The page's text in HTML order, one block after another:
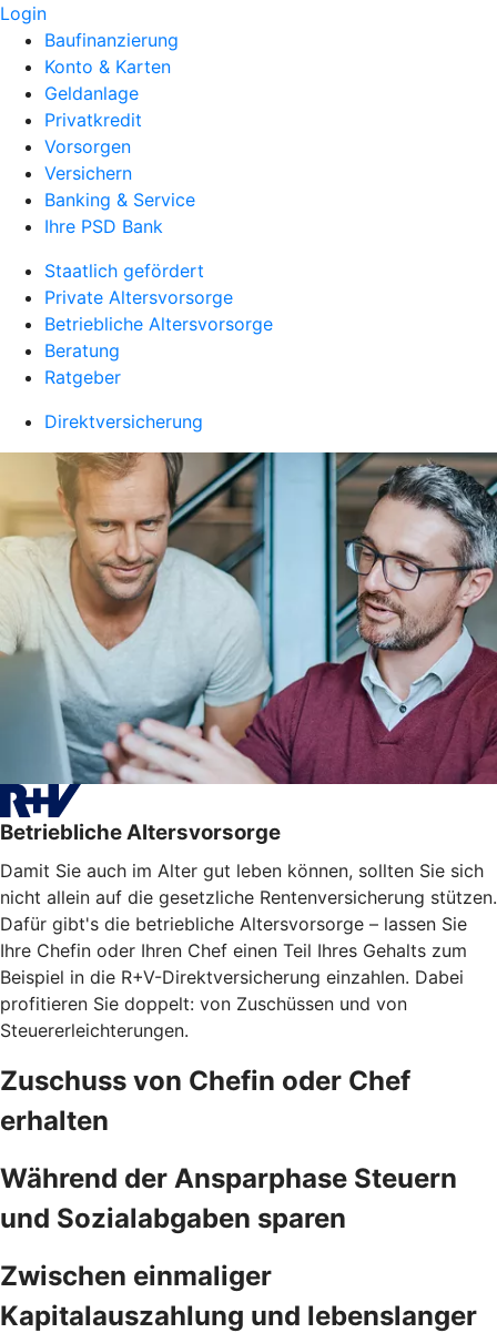
Login
Baufinanzierung
Konto & Karten
Geldanlage
Privatkredit
Vorsorgen
Versichern
Banking & Service
Ihre PSD Bank
Staatlich gefördert
Private Altersvorsorge
Betriebliche Altersvorsorge
Beratung
Ratgeber
Direktversicherung
Betriebliche Altersvorsorge
Damit Sie auch im Alter gut leben können, sollten Sie sich
nicht allein auf die gesetzliche Rentenversicherung stützen.
Dafür gibt's die betriebliche Altersvorsorge – lassen Sie
Ihre Chefin oder Ihren Chef einen Teil Ihres Gehalts zum
Beispiel in die R+V-Direktversicherung einzahlen. Dabei
profitieren Sie doppelt: von Zuschüssen und von
Steuererleichterungen.
Zuschuss von Chefin oder Chef
erhalten
Während der Ansparphase Steuern
und Sozialabgaben sparen
Zwischen einmaliger
Kapitalauszahlung und lebenslanger